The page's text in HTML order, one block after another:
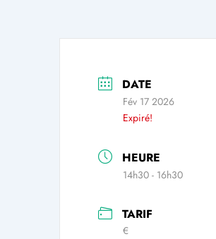
DATE
Fév 17 2026
Expiré!
HEURE
14h30 - 16h30
TARIF
€